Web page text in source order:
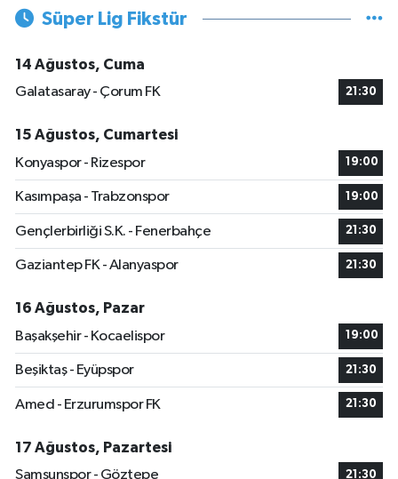
Süper Lig Fikstür
14 Ağustos, Cuma
Galatasaray - Çorum FK
21:30
15 Ağustos, Cumartesi
Konyaspor - Rizespor
19:00
Kasımpaşa - Trabzonspor 19:00
Gençlerbirliği S.K. - Fenerbahçe 21:30
Gaziantep FK - Alanyaspor 21:30
16 Ağustos, Pazar
Başakşehir - Kocaelispor
19:00
Beşiktaş - Eyüpspor 21:30
Amed - Erzurumspor FK 21:30
17 Ağustos, Pazartesi
Samsunspor - Göztepe
21:30